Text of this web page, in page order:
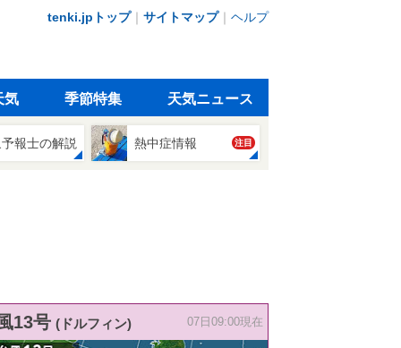
tenki.jpトップ｜ サイトマップ｜ ヘルプ
気 季節特集 天気ニュース
報士の解説 熱中症情報 注目
13号 (ドルフィン) 07日09:00現在